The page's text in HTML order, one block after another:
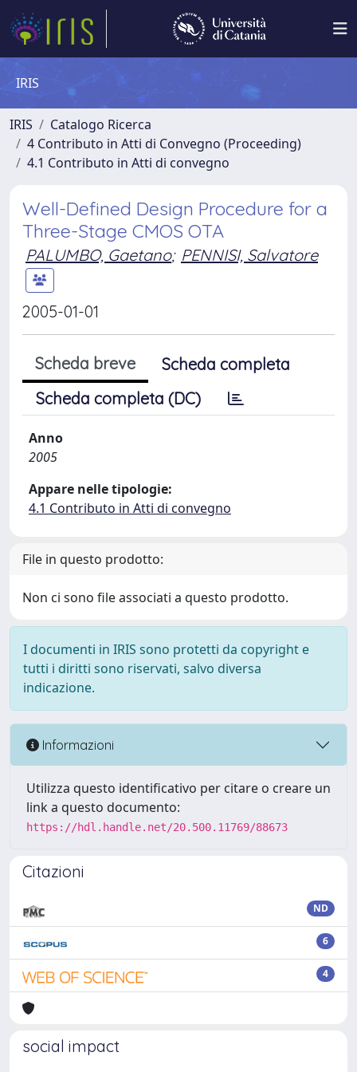
IRIS
IRIS
Catalogo Ricerca
4 Contributo in Atti di Convegno (Proceeding)
4.1 Contributo in Atti di convegno
Well-Defined Design Procedure for a
Three-Stage CMOS OTA
PALUMBO, Gaetano; PENNISI, Salvatore
2005-01-01
Scheda breve
Scheda completa
Scheda completa (DC)
Anno
2005
Appare nelle tipologie:
4.1 Contributo in Atti di convegno
File in questo prodotto:
Non ci sono file associati a questo prodotto.
I documenti in IRIS sono protetti da copyright e
tutti i diritti sono riservati, salvo diversa
indicazione.
Informazioni
Utilizza questo identificativo per citare o creare un
link a questo documento:
https://hdl.handle.net/20.500.11769/88673
Citazioni
ND
6
4
social impact